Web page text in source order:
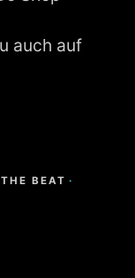
auch auf
BEAT ·